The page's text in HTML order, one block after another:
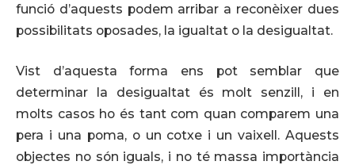
funció d’aquests podem arribar a reconèixer dues
possibilitats oposades, la igualtat o la desigualtat.
Vist d’aquesta forma ens pot semblar que
determinar la desigualtat és molt senzill, i en
molts casos ho és tant com quan comparem una
pera i una poma, o un cotxe i un vaixell. Aquests
objectes no són iguals, i no té massa importància